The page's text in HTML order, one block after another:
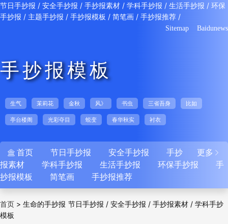
节日手抄报 / 安全手抄报 / 手抄报素材 / 学科手抄报 / 生活手抄报 / 环保
手抄报 / 主题手抄报 / 手抄报模板 / 简笔画 / 手抄报推荐 /
Sitemap Baidunews
手抄报模板
生气 茉莉花 金秋 风》 书虫 三省吾身 比如
亭台楼阁 光彩夺目 蜕变 春华秋实 衬衣
更多 
 首页 节日手抄报 安全手抄报
手抄
报素材
学科手抄报 生活手抄报 环保手抄报
手
抄报模板
简笔画 手抄报推荐
节日手抄报 /安全手抄报 /手抄报素材 /学科手抄
首页 > 生命的手抄报
模板